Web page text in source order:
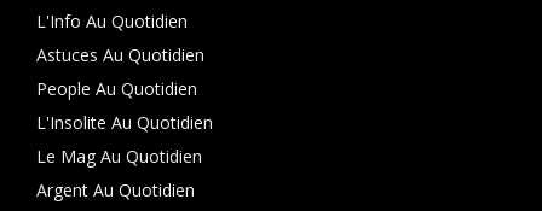
L'Info Au Quotidien
Astuces Au Quotidien
People Au Quotidien
L'Insolite Au Quotidien
Le Mag Au Quotidien
Argent Au Quotidien